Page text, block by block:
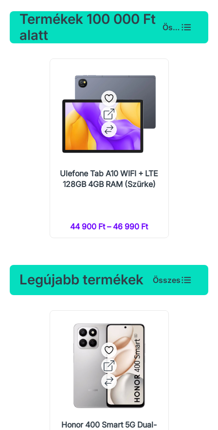
Termékek 100 000 Ft
alatt
Összes
Ulefone Tab A10 WIFI + LTE
128GB 4GB RAM (Szürke)
44 900 Ft – 46 990 Ft
Legújabb termékek Összes
Honor 400 Smart 5G Dual-